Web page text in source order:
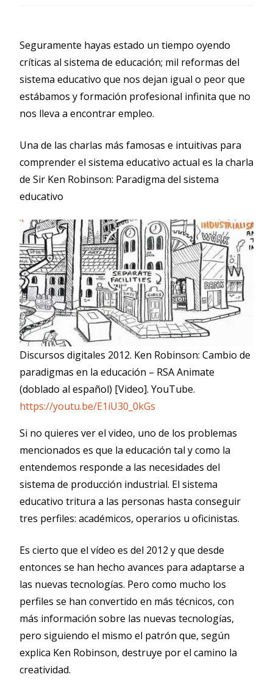
Seguramente hayas estado un tiempo oyendo
críticas al sistema de educación; mil reformas del
sistema educativo que nos dejan igual o peor que
estábamos y formación profesional infinita que no
nos lleva a encontrar empleo.
Una de las charlas más famosas e intuitivas para
comprender el sistema educativo actual es la charla
de Sir Ken Robinson: Paradigma del sistema
educativo
Discursos digitales 2012. Ken Robinson: Cambio de
paradigmas en la educación – RSA Animate
(doblado al español) [Video]. YouTube.
https://youtu.be/E1iU30_0kGs
Si no quieres ver el video, uno de los problemas
mencionados es que la educación tal y como la
entendemos responde a las necesidades del
sistema de producción industrial. El sistema
educativo tritura a las personas hasta conseguir
tres perfiles: académicos, operarios u oficinistas.
Es cierto que el vídeo es del 2012 y que desde
entonces se han hecho avances para adaptarse a
las nuevas tecnologías. Pero como mucho los
perfiles se han convertido en más técnicos, con
más información sobre las nuevas tecnologías,
pero siguiendo el mismo el patrón que, según
explica Ken Robinson, destruye por el camino la
creatividad.